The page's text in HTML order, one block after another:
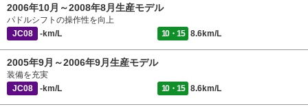
2006年10月～2008年8月生産モデル
パドルシフトの操作性を向上
JC08
-km/L 10・15 8.6km/L
2005年9月～2006年9月生産モデル
装備を充実
JC08
-km/L 10・15 8.6km/L